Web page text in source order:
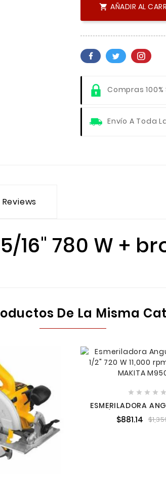
 AÑADIR AL
Compras 100%
Envío A Toda
Reviews
16" 780 W +
De La Misma
    
ESMERILADORA
4-1/2" 720 W
DISCO MAKITA
$881.14